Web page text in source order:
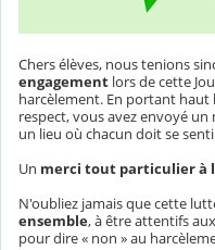
Chers élèves, nous tenions
engagement lors de cette
harcèlement. En portant haut
respect, vous avez envoyé
un lieu où chacun doit se
Un merci tout particulier à
N'oubliez jamais que cette
ensemble, à être attentifs
pour dire « non » au